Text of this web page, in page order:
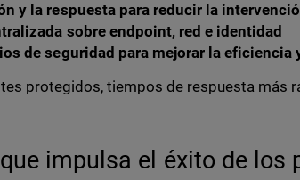
y la respuesta para reducir la
sobre endpoint, red e identidad
de seguridad para mejorar la eficiencia
protegidos, tiempos de respuesta más
impulsa el éxito de los